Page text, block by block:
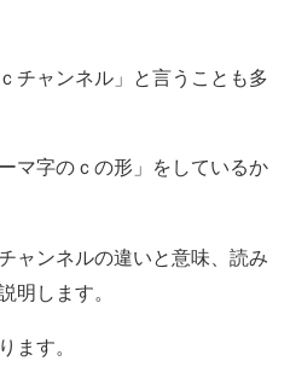
チャンネル」と言うことも多
マ字のｃの形」をしているか
ャンネルの違いと意味、読み
明します。
ます。